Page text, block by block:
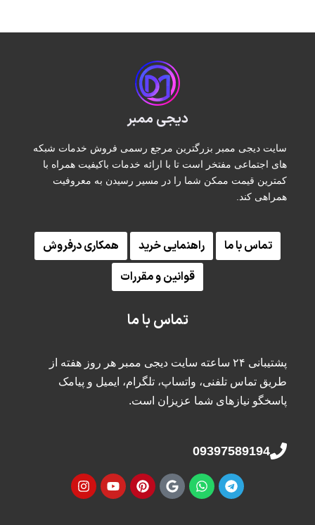
دیجی ممبر
سایت دیجی ممبر بزرگترین مرجع رسمی فروش خدمات شبکه
های اجتماعی مفتخر است تا با ارائه خدمات باکیفیت همراه با
کمترین قیمت ممکن شما را در مسیر رسیدن به معروفیت
همراهی کند.
تماس با ما راهنمایی خرید
همکاری درفروش
قوانین و مقررات
تماس با ما
پشتیبانی ۲۴ ساعته سایت دیجی ممبر هر روز هفته از
طریق تماس تلفنی، واتساپ، تلگرام، ایمیل و پیامک
پاسخگو نیازهای شما عزیزان است.
09397589194